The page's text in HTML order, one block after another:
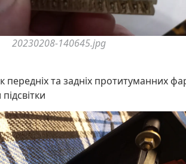
20230208-140645.jpg
передніх та задніх протитуманних